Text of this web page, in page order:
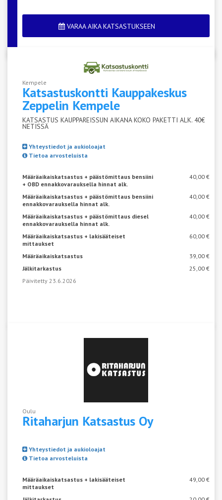
VARAA AIKA KATSASTUKSEEN
Kempele
Katsastuskontti Kauppakeskus
Zeppelin Kempele
KATSASTUS KAUPPAREISSUN AIKANA KOKO PAKETTI ALK. 40€
NETISSÄ
Yhteystiedot ja aukioloajat
Tietoa arvosteluista
Määräaikaiskatsastus + päästömittaus bensiini
+ OBD ennakkovarauksella hinnat alk.
40,00 €
Määräaikaiskatsastus + päästömittaus bensiini
ennakkovarauksella hinnat alk.
40,00 €
Määräaikaiskatsastus + päästömittaus diesel
ennakkovarauksella hinnat alk.
40,00 €
Määräaikaiskatsastus + lakisääteiset
mittaukset
60,00 €
Määräaikaiskatsastus
39,00 €
Jälkitarkastus
25,00 €
Päivitetty 23.6.2026
Oulu
Ritaharjun Katsastus Oy
Yhteystiedot ja aukioloajat
Tietoa arvosteluista
Määräaikaiskatsastus + lakisääteiset
mittaukset
49,00 €